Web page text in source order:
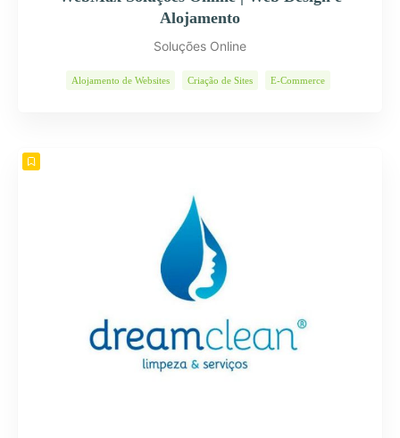
Alojamento
Soluções Online
Alojamento de Websites Criação de Sites E-Commerce